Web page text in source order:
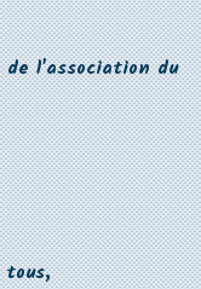
de l'association du
tous,